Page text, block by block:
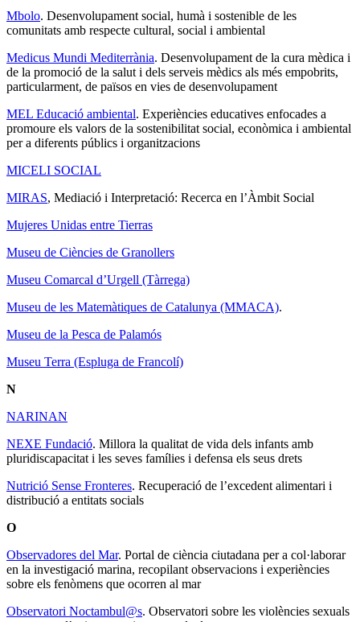
Mbolo. Desenvolupament social, humà i sostenible de les
comunitats amb respecte cultural, social i ambiental
Medicus Mundi Mediterrània. Desenvolupament de la cura mèdica i
de la promoció de la salut i dels serveis mèdics als més empobrits,
particularment, de països en vies de desenvolupament
MEL Educació ambiental. Experiències educatives enfocades a
promoure els valors de la sostenibilitat social, econòmica i ambiental
per a diferents públics i organitzacions
MICELI SOCIAL
MIRAS, Mediació i Interpretació: Recerca en l’Àmbit Social
Mujeres Unidas entre Tierras
Museu de Ciències de Granollers
Museu Comarcal d’Urgell (Tàrrega)
Museu de les Matemàtiques de Catalunya (MMACA).
Museu de la Pesca de Palamós
Museu Terra (Espluga de Francolí)
N
NARINAN
NEXE Fundació. Millora la qualitat de vida dels infants amb
pluridiscapacitat i les seves famílies i defensa els seus drets
Nutrició Sense Fronteres. Recuperació de l’excedent alimentari i
distribució a entitats socials
O
Observadores del Mar. Portal de ciència ciutadana per a col·laborar
en la investigació marina, recopilant observacions i experiències
sobre els fenòmens que ocorren al mar
Observatori Noctambul@s. Observatori sobre les violències sexuals